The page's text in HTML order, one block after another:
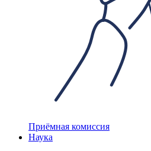
Приёмная комиссия
Наука